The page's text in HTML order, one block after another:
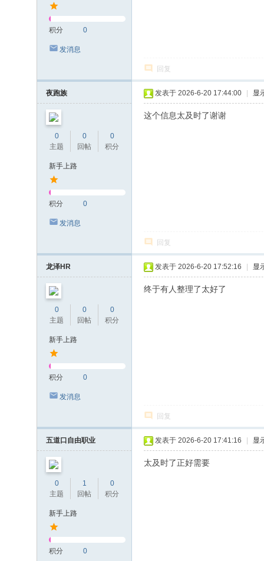
积分 0
发消息
回复
夜跑族
0
主题
0
回帖
0
积分
新手上路
积分 0
发消息
发表于 2026-6-20 17:44:00 显
这个信息太及时了谢谢
回复
龙泽HR
0
主题
0
回帖
0
积分
新手上路
积分 0
发消息
发表于 2026-6-20 17:52:16 显
终于有人整理了太好了
回复
五道口自由职业
0
主题
1
回帖
0
积分
新手上路
积分 0
发表于 2026-6-20 17:41:16 显
太及时了正好需要